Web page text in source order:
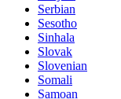
Serbian
Sesotho
Sinhala
Slovak
Slovenian
Somali
Samoan